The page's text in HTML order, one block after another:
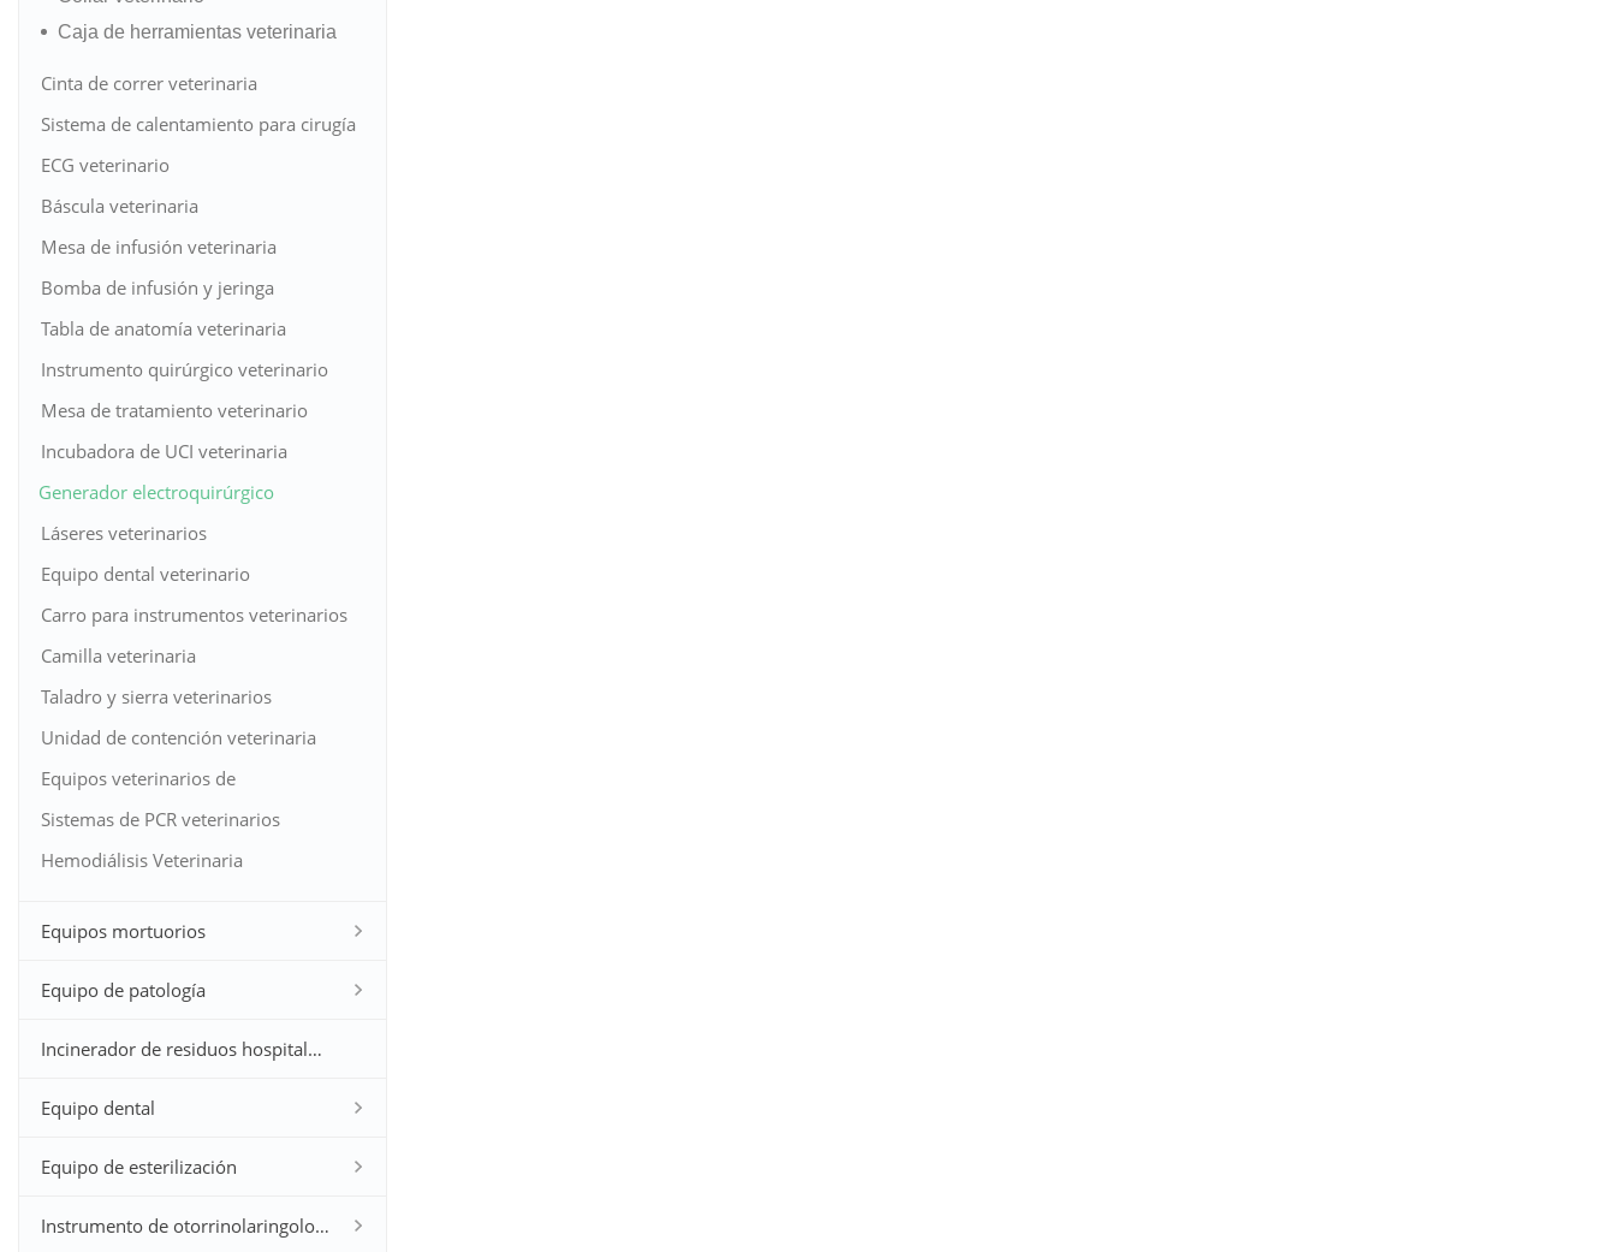
Caja de herramientas veterinaria
Cinta de correr veterinaria
Sistema de calentamiento para cirugía
veterinaria
ECG veterinario
Báscula veterinaria
Mesa de infusión veterinaria
Bomba de infusión y jeringa
veterinaria
Tabla de anatomía veterinaria
Instrumento quirúrgico veterinario
Mesa de tratamiento veterinario
Incubadora de UCI veterinaria
Generador electroquirúrgico
veterinario
Láseres veterinarios
Equipo dental veterinario
Carro para instrumentos veterinarios
Camilla veterinaria
Taladro y sierra veterinarios
Unidad de contención veterinaria
Equipos veterinarios de
otorrinolaringología
Sistemas de PCR veterinarios
Hemodiálisis Veterinaria
Equipos mortuorios
Equipo de patología
Incinerador de residuos hospitalarios
Equipo dental
Equipo de esterilización
Instrumento de otorrinolaringología